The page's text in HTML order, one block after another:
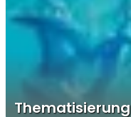
Thematisierung